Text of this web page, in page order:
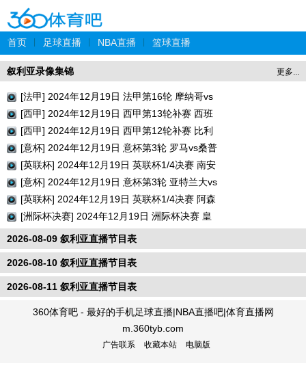
首页 足球直播 NBA直播 篮球直播
更多...
叙利亚录像集锦
[法甲] 2024年12月19日 法甲第16轮 摩纳哥vs
巴黎圣日耳曼 全场录像回放
[西甲] 2024年12月19日 西甲第13轮补赛 西班
牙人vs瓦伦西亚 全场录像回放
[西甲] 2024年12月19日 西甲第12轮补赛 比利
亚雷亚尔vs巴列卡诺 全场录像回放
[意杯] 2024年12月19日 意杯第3轮 罗马vs桑普
多利亚 全场录像回放
[英联杯] 2024年12月19日 英联杯1/4决赛 南安
普顿vs利物浦 全场录像回放
[意杯] 2024年12月19日 意杯第3轮 亚特兰大vs
切塞纳 全场录像回放
[英联杯] 2024年12月19日 英联杯1/4决赛 阿森
纳vs水晶宫 全场录像回放
[洲际杯决赛] 2024年12月19日 洲际杯决赛 皇
家马德里vs帕丘卡 全场录像回放
2026-08-09 叙利亚直播节目表
2026-08-10 叙利亚直播节目表
2026-08-11 叙利亚直播节目表
360体育吧 - 最好的手机足球直播|NBA直播吧|体育直播网
m.360tyb.com
广告联系 收藏本站 电脑版